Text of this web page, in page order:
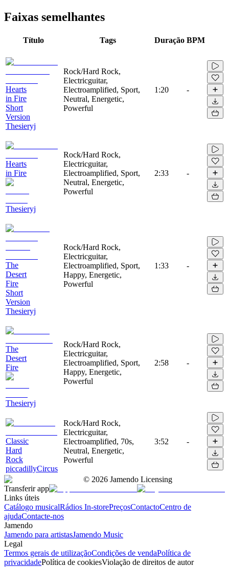
Faixas semelhantes
Título Tags Duração BPM
Hearts
in Fire
Short
Version
Thesieryj
Rock/Hard Rock,
Electricguitar,
Electroamplified, Sport,
Neutral, Energetic,
Powerful
1:20 -
Hearts
in Fire
Thesieryj
Rock/Hard Rock,
Electricguitar,
Electroamplified, Sport,
Neutral, Energetic,
Powerful
2:33 -
The
Desert
Fire
Short
Version
Thesieryj
Rock/Hard Rock,
Electricguitar,
Electroamplified, Sport,
Happy, Energetic,
Powerful
1:33 -
The
Desert
Fire
Thesieryj
Rock/Hard Rock,
Electricguitar,
Electroamplified, Sport,
Happy, Energetic,
Powerful
2:58 -
Classic
Hard
Rock
piccadillyCircus
Rock/Hard Rock,
Electricguitar,
Electroamplified, 70s,
Neutral, Energetic,
Powerful
3:52 -
© 2026 Jamendo Licensing
Transferir app
Links úteis
Catálogo musicalRádios In-storePreçosContactoCentro de
ajudaContacte-nos
Jamendo
Jamendo para artistasJamendo Music
Legal
Termos gerais de utilizaçãoCondições de vendaPolítica de
privacidadePolítica de cookiesViolação de direitos de autor